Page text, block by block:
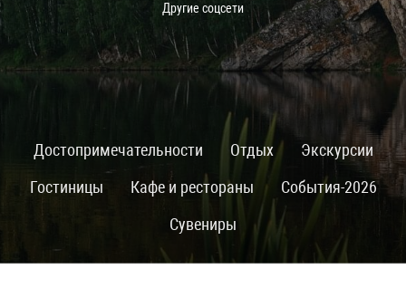
Другие соцсети
Достопримечательности Отдых
Экскурсии
Гостиницы
Кафе и рестораны
События-2026
Сувениры